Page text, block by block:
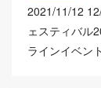
2021/11/12
ェスティバル
ラインイベン